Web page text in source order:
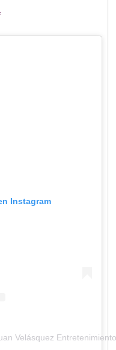
Instagram
Velásquez